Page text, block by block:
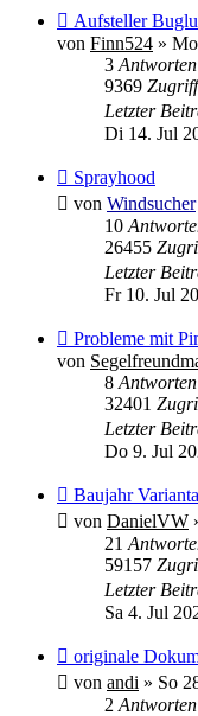
Aufsteller
von Finn524 »
3 Antworten
9369
Letzter
Di 14. Jul
Sprayhood
von Windsucher
10
26455
Letzter
Fr 10. Jul
Probleme mit
von
8 Antworten
32401
Letzter
Do 9. Jul
Baujahr
von DanielVW
21
59157
Letzter
Sa 4. Jul
originale
von andi » So
2 Antworten